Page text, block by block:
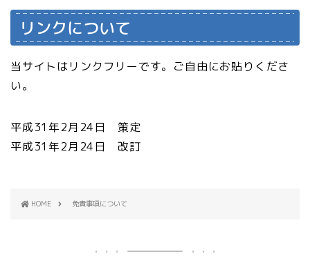
リンクについて
当サイトはリンクフリーです。ご自由にお貼りくださ
い。
平成31年2月24日 策定
平成31年2月24日 改訂
HOME 免責事項について